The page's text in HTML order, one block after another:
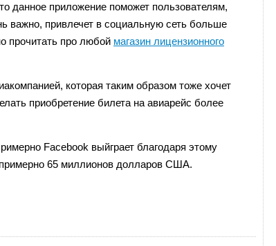
данное приложение поможет пользователям,
важно, привлечет в социальную сеть больше
прочитать про любой магазин лицензионного
которая таким образом тоже хочет
приобретение билета на авиарейс более
Facebook выйграет благодаря этому
65 миллионов долларов США.